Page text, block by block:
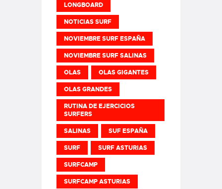
LONGBOARD
NOTICIAS SURF
NOVIEMBRE SURF ESPAÑA
NOVIEMBRE SURF SALINAS
OLAS OLAS GIGANTES
OLAS GRANDES
RUTINA DE EJERCICIOS
SURFERS
SALINAS SUF ESPAÑA
SURF SURF ASTURIAS
SURFCAMP
SURFCAMP ASTURIAS